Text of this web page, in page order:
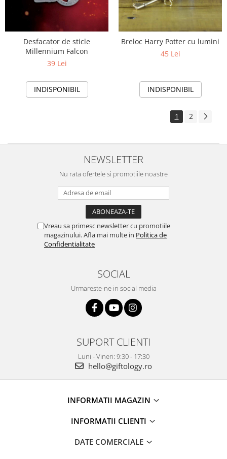
Desfacator de sticle
Millennium Falcon
39 Lei
INDISPONIBIL
Breloc Harry Potter cu lumini
45 Lei
INDISPONIBIL
1 2
NEWSLETTER
Nu rata ofertele si promotiile noastre
Vreau sa primesc newsletter cu promotiile
magazinului. Afla mai multe in Politica de
Confidentialitate
SOCIAL
Urmareste-ne in social media
SUPORT CLIENTI
Luni - Vineri: 9:30 - 17:30
hello@giftology.ro
INFORMATII MAGAZIN
INFORMATII CLIENTI
DATE COMERCIALE